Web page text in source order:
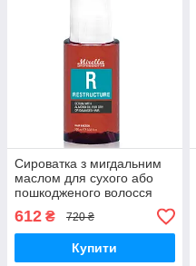
Сироватка з мигдальним
маслом для сухого або
пошкодженого волосся
Mirella Professional
RESTRUCTURE 100 мл
512926
612 ₴ 720 ₴
Купити